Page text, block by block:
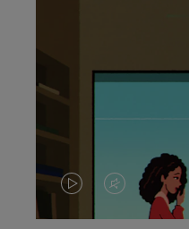
DASVIDEO